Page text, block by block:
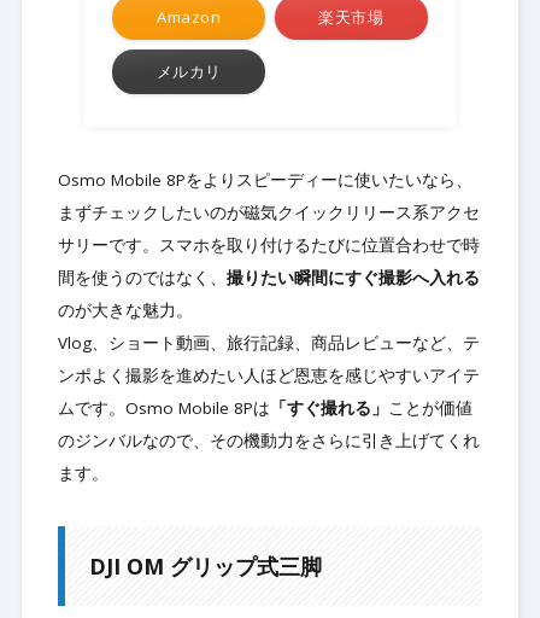
Amazon 楽天市場
メルカリ
Osmo Mobile 8Pをよりスピーディーに使いたいなら、
まずチェックしたいのが磁気クイックリリース系アクセ
サリーです。スマホを取り付けるたびに位置合わせで時
間を使うのではなく、 撮りたい瞬間にすぐ撮影へ入れる
のが大きな魅力。
Vlog、ショート動画、旅行記録、商品レビューなど、テ
ンポよく撮影を進めたい人ほど恩恵を感じやすいアイテ
ムです。Osmo Mobile 8Pは 「すぐ撮れる」 ことが価値
のジンバルなので、その機動力をさらに引き上げてくれ
ます。
DJI OM グリップ式三脚